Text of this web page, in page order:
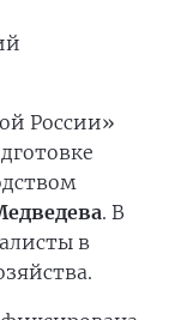
России»
. В
в